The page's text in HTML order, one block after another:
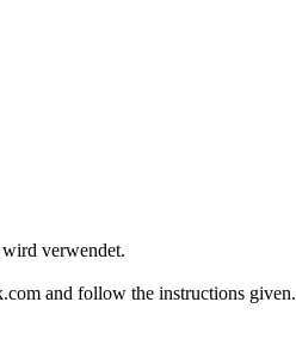
verwendet.
and follow the instructions given.